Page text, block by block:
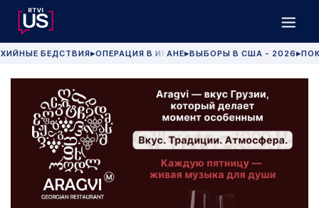
БЕДСТВИЯ▶ОПЕРАЦИЯ В ИРАНЕ▶ВЫБОРЫ В США - 2026 ▶